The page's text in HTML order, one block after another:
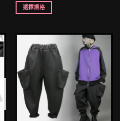
選擇規格